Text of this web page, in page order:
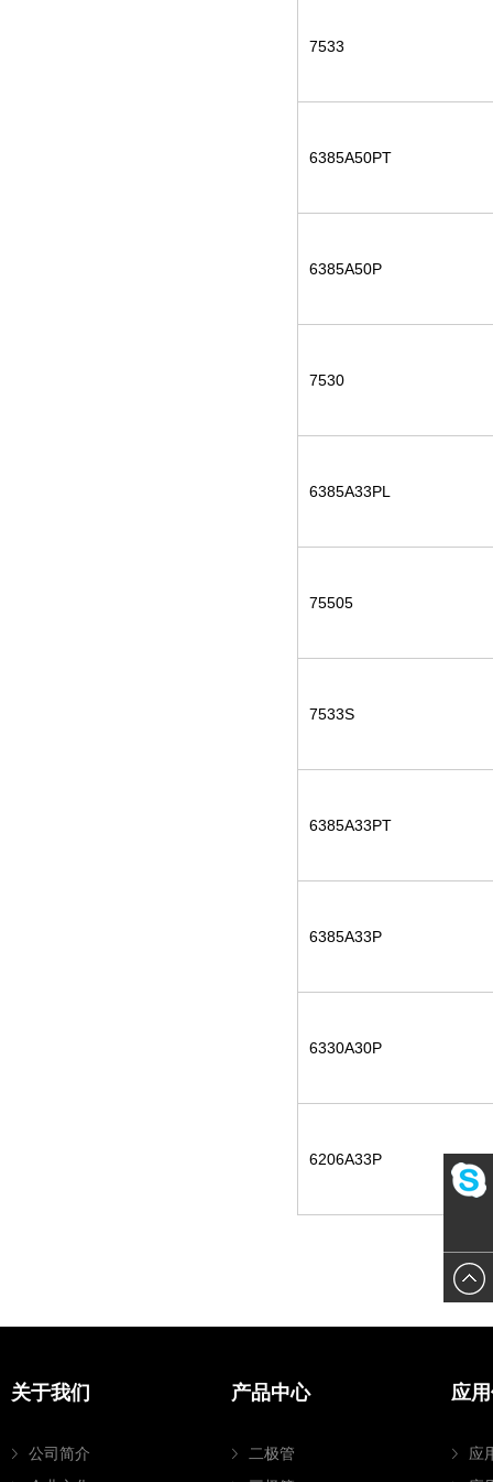
7533
6385A50PT
6385A50P
7530
6385A33PL
75505
7533S
6385A33PT
6385A33P
6330A30P
6206A33P
关于我们
公司简介
产品中心
二极管
应
应